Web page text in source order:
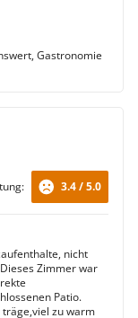
Gastronomie
3.4 / 5.0
nicht
Zimmer war
Patio.
zu warm